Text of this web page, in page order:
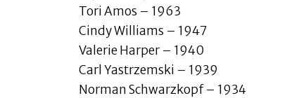
Tori Amos – 1963
Cindy Williams – 1947
Valerie Harper – 1940
Carl Yastrzemski – 1939
Norman Schwarzkopf – 1934